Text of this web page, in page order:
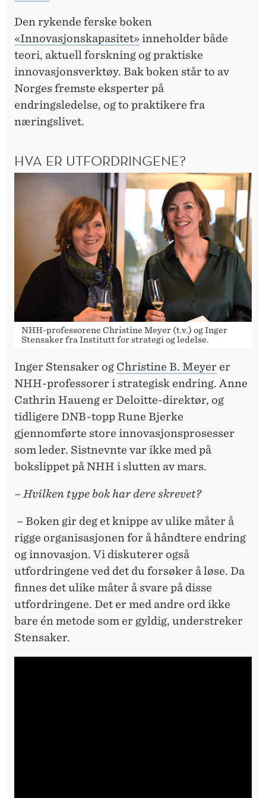
Den rykende ferske boken
«Innovasjonskapasitet» inneholder både
teori, aktuell forskning og praktiske
innovasjonsverktøy. Bak boken står to av
Norges fremste eksperter på
endringsledelse, og to praktikere fra
næringslivet.
HVA ER UTFORDRINGENE?
NHH-professorene Christine Meyer (t.v.) og Inger
Stensaker fra Institutt for strategi og ledelse.
Inger Stensaker og Christine B. Meyer er
NHH-professorer i strategisk endring. Anne
Cathrin Haueng er Deloitte-direktør, og
tidligere DNB-topp Rune Bjerke
gjennomførte store innovasjonsprosesser
som leder. Sistnevnte var ikke med på
bokslippet på NHH i slutten av mars.
– Hvilken type bok har dere skrevet?
– Boken gir deg et knippe av ulike måter å
rigge organisasjonen for å håndtere endring
og innovasjon. Vi diskuterer også
utfordringene ved det du forsøker å løse. Da
finnes det ulike måter å svare på disse
utfordringene. Det er med andre ord ikke
bare én metode som er gyldig, understreker
Stensaker.